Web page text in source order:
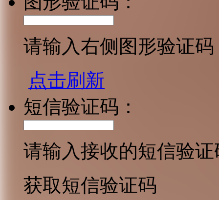
请输入右侧图形验证码
点击刷新
短信验证码：
请输入接收的短信验证
获取短信验证码